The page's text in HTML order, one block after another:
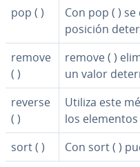
pop ( )
Con pop ( )
posición
remove
( )
remove ( )
un valor
reverse
( )
Utiliza este
los
sort ( )
Con sort ( )